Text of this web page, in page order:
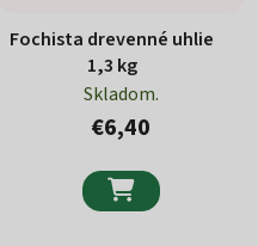
Fochista drevenné uhlie
1,3 kg
Skladom.
€6,40
